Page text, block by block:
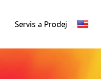
Servis a Prodej